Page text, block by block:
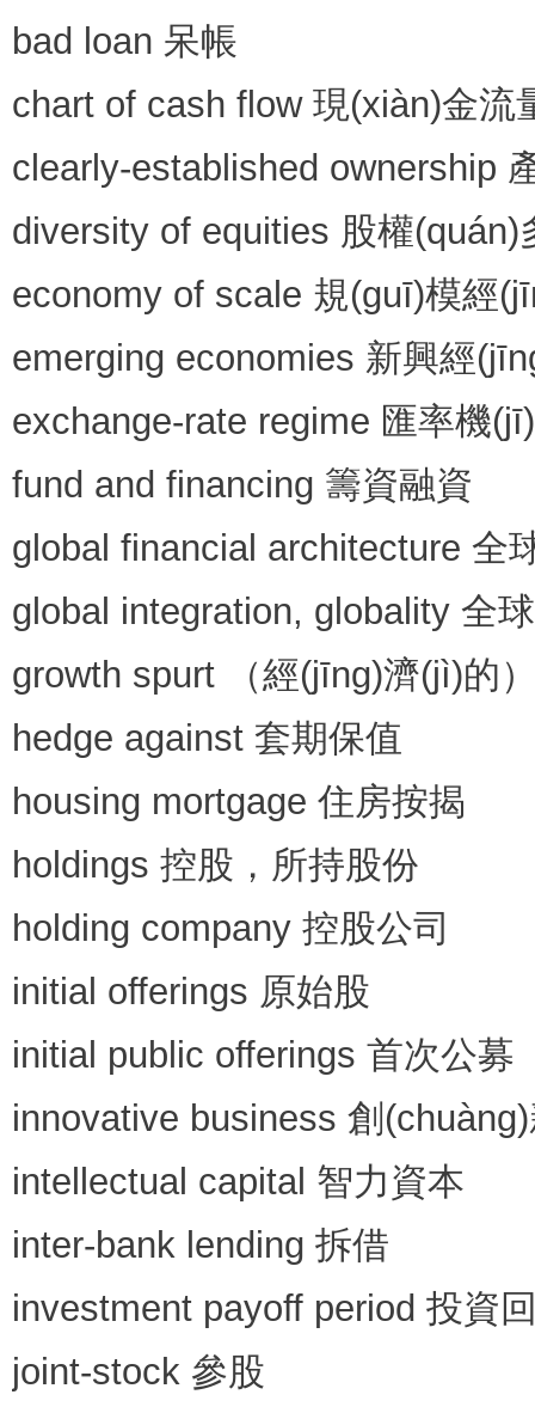
bad loan 呆帳
chart of cash flow 現(xiàn)金流
clearly-established ownership
diversity of equities 股權(quán)
economy of scale 規(guī)模經
emerging economies 新興經
exchange-rate regime 匯率機
fund and financing 籌資融資
global financial architecture 全
global integration, globality 全
growth spurt （經(jīng)濟(jì)的
hedge against 套期保值
housing mortgage 住房按揭
holdings 控股，所持股份
holding company 控股公司
initial offerings 原始股
initial public offerings 首次公募
innovative business 創
intellectual capital 智力資本
inter-bank lending 拆借
investment payoff period 投資
joint-stock 參股